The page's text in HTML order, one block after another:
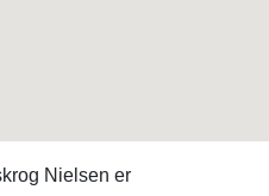
Nielsen er